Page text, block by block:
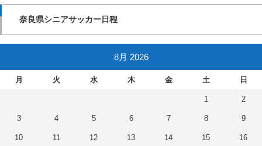
奈良県シニアサッカー日程
8月 2026
月 火 水 木 金 土 日
1 2
3 4 5 6 7 8 9
10 11 12 13 14 15 16